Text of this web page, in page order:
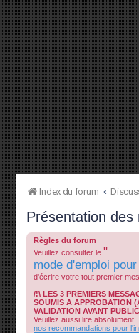
Index du forum
Présentation des
Règles du forum
Veuillez consulter le"
mode d'emploi
d'écrire votre tout premier
/!\ LES 3 PREMIERS
SOUMIS A APPROBATION
VALIDATION AVANT
Veuillez aussi lire absolument
nos recommandations pour